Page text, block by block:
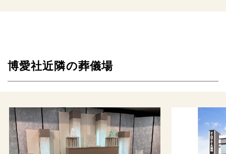
枕飾りセット
手続き代行 役所手続き
お預かり安置 ご安置1日分
お棺 桐八
博愛社近隣の葬儀場